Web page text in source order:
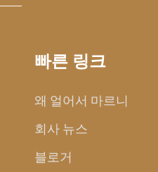
빠른 링크
왜 얼어서 마르니
회사 뉴스
블로거